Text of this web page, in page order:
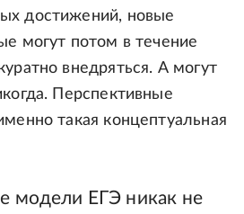
достижений, новые
могут потом в течение
внедряться. А могут
Перспективные
такая концептуальная
модели ЕГЭ никак не